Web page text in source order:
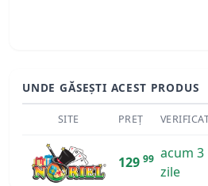
UNDE GĂSEȘTI ACEST PRODUS
SITE PREȚ
129 99 acum 3
zile